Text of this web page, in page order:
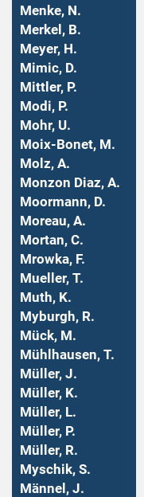
Menke, N.
Merkel, B.
Meyer, H.
Mimic, D.
Mittler, P.
Modi, P.
Mohr, U.
Moix-Bonet, M.
Molz, A.
Monzon Diaz, A.
Moormann, D.
Moreau, A.
Mortan, C.
Mrowka, F.
Mueller, T.
Muth, K.
Myburgh, R.
Mück, M.
Mühlhausen, T.
Müller, J.
Müller, K.
Müller, L.
Müller, P.
Müller, R.
Myschik, S.
Männel, J.